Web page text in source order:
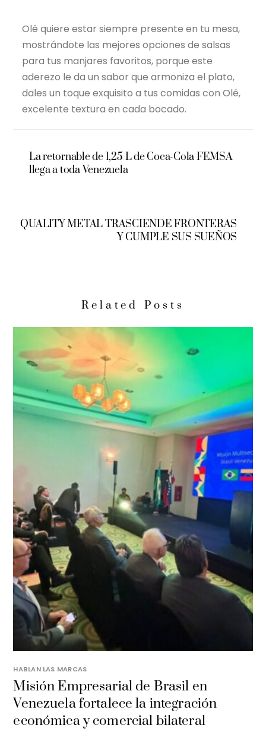
Olé quiere estar siempre presente en tu mesa,
mostrándote las mejores opciones de salsas
para tus manjares favoritos, porque este
aderezo le da un sabor que armoniza el plato,
dales un toque exquisito a tus comidas con Olé,
excelente textura en cada bocado.
La retornable de 1,25 L de Coca-Cola FEMSA
llega a toda Venezuela
QUALITY METAL TRASCIENDE FRONTERAS
Y CUMPLE SUS SUEÑOS
Related Posts
HABLAN LAS MARCAS
Misión Empresarial de Brasil en
Venezuela fortalece la integración
económica y comercial bilateral